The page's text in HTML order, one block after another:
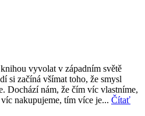
vyvolat v západním světě
si začíná všímat toho, že smysl
Dochází nám, že čím víc vlastníme,
nakupujeme, tím více je... Čítať